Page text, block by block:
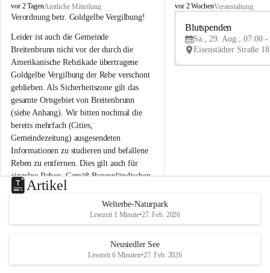
B
r
i
t
e
n
b
r
u
n
n
a
m
N
e
u
s
d
S
vor 2 TagenAmtliche Mitteilung
Verordnung betr. Goldgelbe Vergilbung!
Leider ist auch die Gemeinde
Breitenbrunn nicht vor der durch die
Amerikanische Rebzikade übertragene
Goldgelbe Vergilbung der Rebe verschont
geblieben. Als Sicherheitszone gilt das
gesamte Ortsgebiet von Breitenbrunn
(siehe Anhang). Wir bitten nochmal die
bereits mehrfach (Cities,
Gemeindezeitung) ausgesendeten
Informationen zu studieren und befallene
Reben zu entfernen. Dies gilt auch für
einzelne Reben. Gemäß Burgenländischen
Weinbaugesetz sind nicht gepflegte oder
unzulässige Weingärten zu roden! Bitte
helfen wir zusammen um unsere Winzer
vor den prognostizierten Ernteausfällen
und den daraus folgenden wirtschaftlichen
B
e
u
e
d
r
S
vor 2 WochenVeranstaltung
Blutspenden
Sa., 29. Aug., 07:00 -
Artikel
Welterbe-Naturpark
Lesezeit 1 Minute•27. Feb. 2026
Neusiedler See
Lesezeit 6 Minuten•27. Feb. 2026